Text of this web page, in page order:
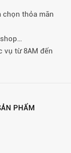
chọn thỏa mãn
vụ từ 8AM đến
PHẨM